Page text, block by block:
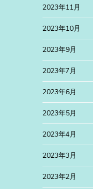
2023年11月
2023年10月
2023年9月
2023年7月
2023年6月
2023年5月
2023年4月
2023年3月
2023年2月